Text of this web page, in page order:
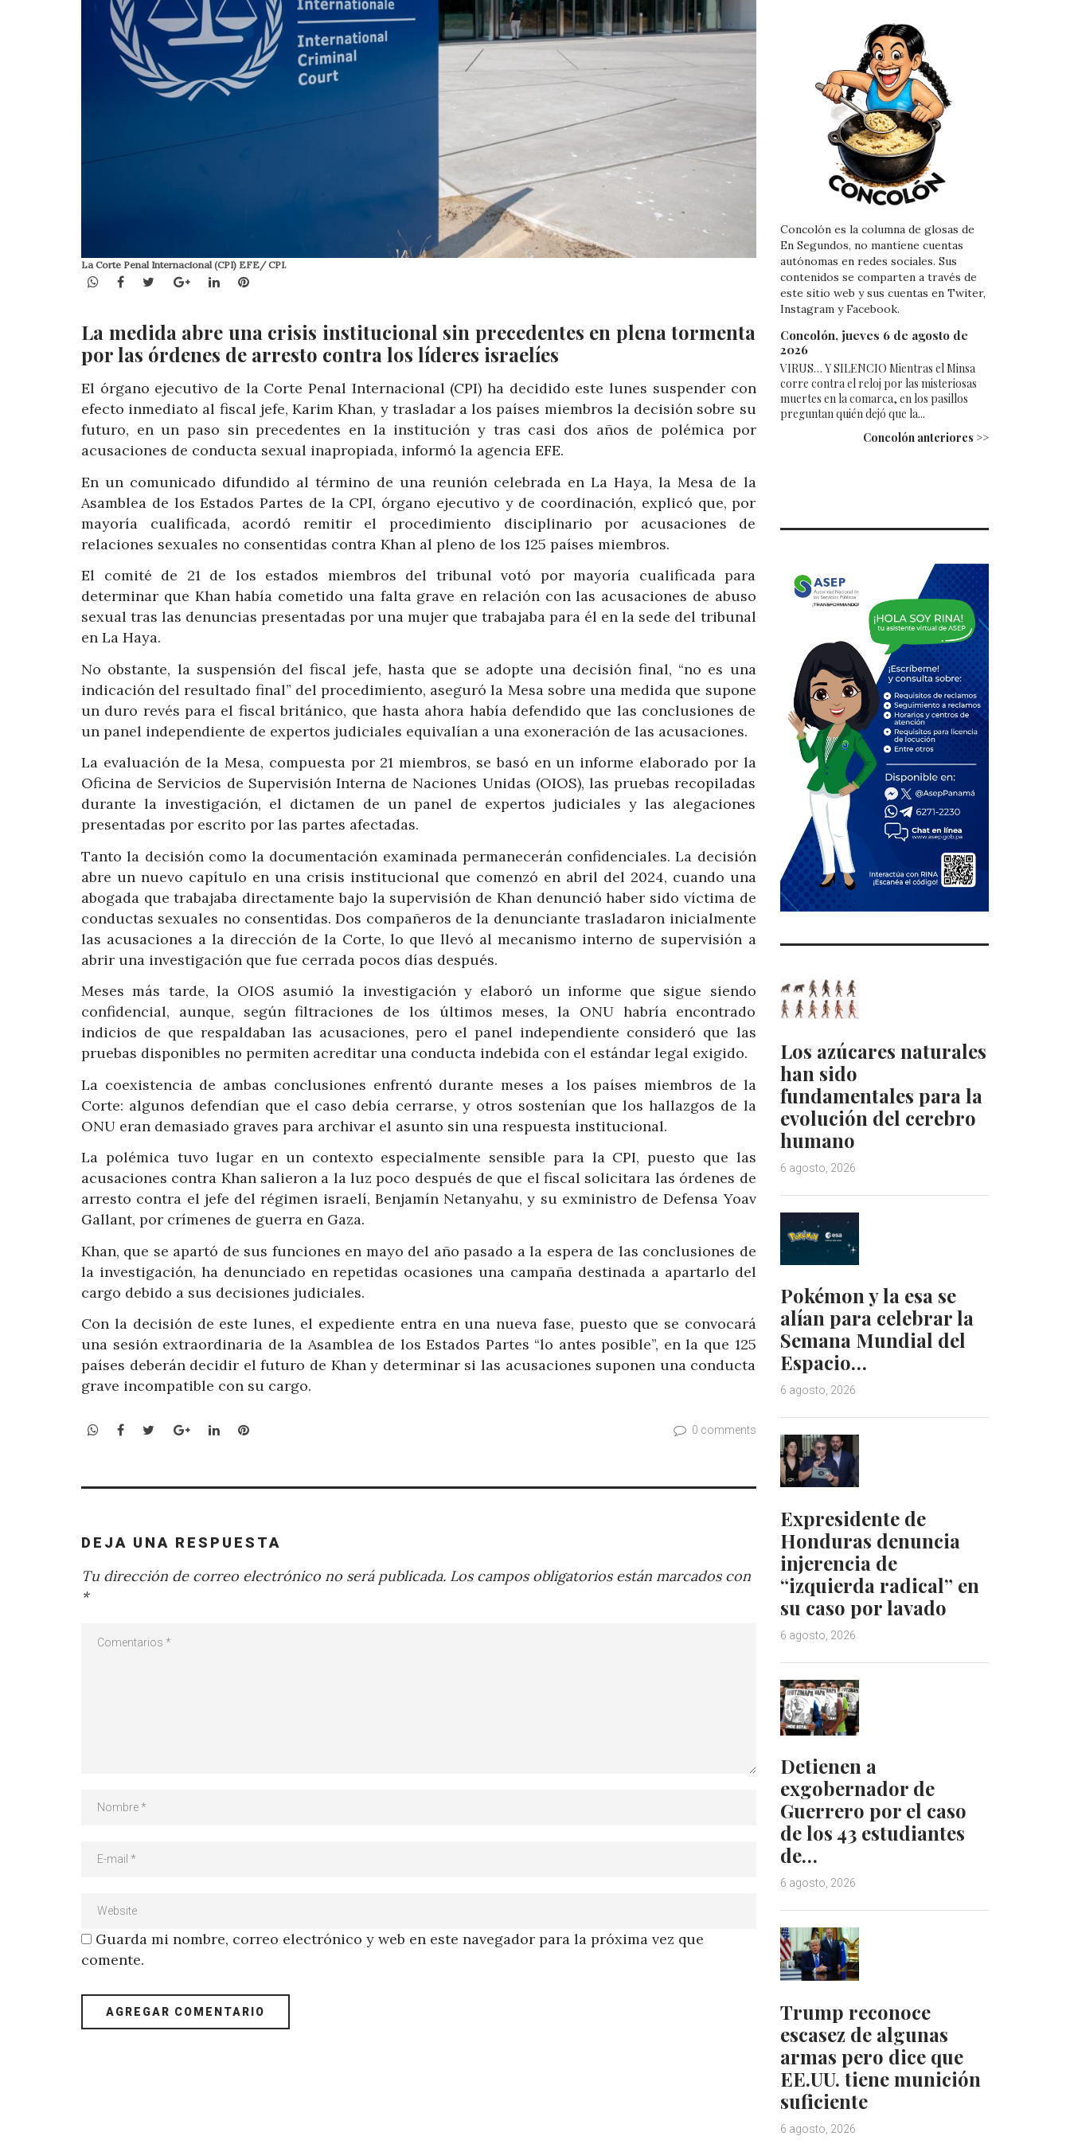
La Corte Penal Internacional (CPI) EFE/ CPI.
WhatsApp
Facebook
TwitterGoogle+LinkedInPinterest
La medida abre una crisis institucional sin precedentes en plena tormenta
por las órdenes de arresto contra los líderes israelíes
El órgano ejecutivo de la Corte Penal Internacional (CPI) ha decidido este lunes suspender con
efecto inmediato al fiscal jefe, Karim Khan, y trasladar a los países miembros la decisión sobre su
futuro, en un paso sin precedentes en la institución y tras casi dos años de polémica por
acusaciones de conducta sexual inapropiada, informó la agencia EFE.
En un comunicado difundido al término de una reunión celebrada en La Haya, la Mesa de la
Asamblea de los Estados Partes de la CPI, órgano ejecutivo y de coordinación, explicó que, por
mayoría cualificada, acordó remitir el procedimiento disciplinario por acusaciones de
relaciones sexuales no consentidas contra Khan al pleno de los 125 países miembros.
El comité de 21 de los estados miembros del tribunal votó por mayoría cualificada para
determinar que Khan había cometido una falta grave en relación con las acusaciones de abuso
sexual tras las denuncias presentadas por una mujer que trabajaba para él en la sede del tribunal
en La Haya.
No obstante, la suspensión del fiscal jefe, hasta que se adopte una decisión final, “no es una
indicación del resultado final” del procedimiento, aseguró la Mesa sobre una medida que supone
un duro revés para el fiscal británico, que hasta ahora había defendido que las conclusiones de
un panel independiente de expertos judiciales equivalían a una exoneración de las acusaciones.
La evaluación de la Mesa, compuesta por 21 miembros, se basó en un informe elaborado por la
Oficina de Servicios de Supervisión Interna de Naciones Unidas (OIOS), las pruebas recopiladas
durante la investigación, el dictamen de un panel de expertos judiciales y las alegaciones
presentadas por escrito por las partes afectadas.
Tanto la decisión como la documentación examinada permanecerán confidenciales. La decisión
abre un nuevo capítulo en una crisis institucional que comenzó en abril del 2024, cuando una
abogada que trabajaba directamente bajo la supervisión de Khan denunció haber sido víctima de
conductas sexuales no consentidas. Dos compañeros de la denunciante trasladaron inicialmente
las acusaciones a la dirección de la Corte, lo que llevó al mecanismo interno de supervisión a
abrir una investigación que fue cerrada pocos días después.
Meses más tarde, la OIOS asumió la investigación y elaboró un informe que sigue siendo
confidencial, aunque, según filtraciones de los últimos meses, la ONU habría encontrado
indicios de que respaldaban las acusaciones, pero el panel independiente consideró que las
pruebas disponibles no permiten acreditar una conducta indebida con el estándar legal exigido.
La coexistencia de ambas conclusiones enfrentó durante meses a los países miembros de la
Corte: algunos defendían que el caso debía cerrarse, y otros sostenían que los hallazgos de la
ONU eran demasiado graves para archivar el asunto sin una respuesta institucional.
La polémica tuvo lugar en un contexto especialmente sensible para la CPI, puesto que las
acusaciones contra Khan salieron a la luz poco después de que el fiscal solicitara las órdenes de
arresto contra el jefe del régimen israelí, Benjamín Netanyahu, y su exministro de Defensa Yoav
Gallant, por crímenes de guerra en Gaza.
Khan, que se apartó de sus funciones en mayo del año pasado a la espera de las conclusiones de
la investigación, ha denunciado en repetidas ocasiones una campaña destinada a apartarlo del
cargo debido a sus decisiones judiciales.
Con la decisión de este lunes, el expediente entra en una nueva fase, puesto que se convocará
una sesión extraordinaria de la Asamblea de los Estados Partes “lo antes posible”, en la que 125
países deberán decidir el futuro de Khan y determinar si las acusaciones suponen una conducta
grave incompatible con su cargo.
WhatsApp
Facebook
TwitterGoogle+LinkedInPinterest 0 comments
DEJA UNA RESPUESTA
Tu dirección de correo electrónico no será publicada. Los campos obligatorios están marcados con
*
Guarda mi nombre, correo electrónico y web en este navegador para la próxima vez que
comente.
Concolón es la columna de glosas de
En Segundos, no mantiene cuentas
autónomas en redes sociales. Sus
contenidos se comparten a través de
este sitio web y sus cuentas en Twiter,
Instagram y Facebook.
Concolón, jueves 6 de agosto de
2026
VIRUS… Y SILENCIO Mientras el Minsa
corre contra el reloj por las misteriosas
muertes en la comarca, en los pasillos
preguntan quién dejó que la...
Concolón anteriores >>
Los azúcares naturales
han sido
fundamentales para la
evolución del cerebro
humano
6 agosto, 2026
Pokémon y la esa se
alían para celebrar la
Semana Mundial del
Espacio…
6 agosto, 2026
Expresidente de
Honduras denuncia
injerencia de
“izquierda radical” en
su caso por lavado
6 agosto, 2026
Detienen a
exgobernador de
Guerrero por el caso
de los 43 estudiantes
de…
6 agosto, 2026
Trump reconoce
escasez de algunas
armas pero dice que
EE.UU. tiene munición
suficiente
6 agosto, 2026